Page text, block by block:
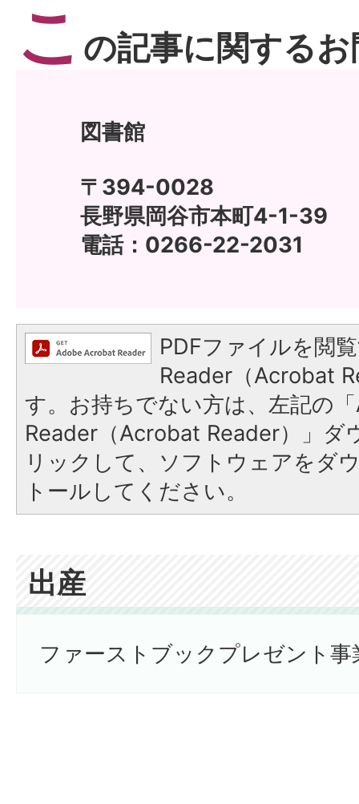
こ の記事に関する
図書館
〒394-0028
長野県岡谷市本町4-1-39
電話：0266-22-2031
PDFファイルを閲
Reader（Acrobat
す。お持ちでない方は、左記の
Reader（Acrobat Reader）」ダ
リックして、ソフトウェアをダ
トールしてください。
出産
ファーストブックプレゼント